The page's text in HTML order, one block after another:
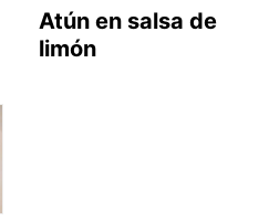
Atún en salsa de
limón